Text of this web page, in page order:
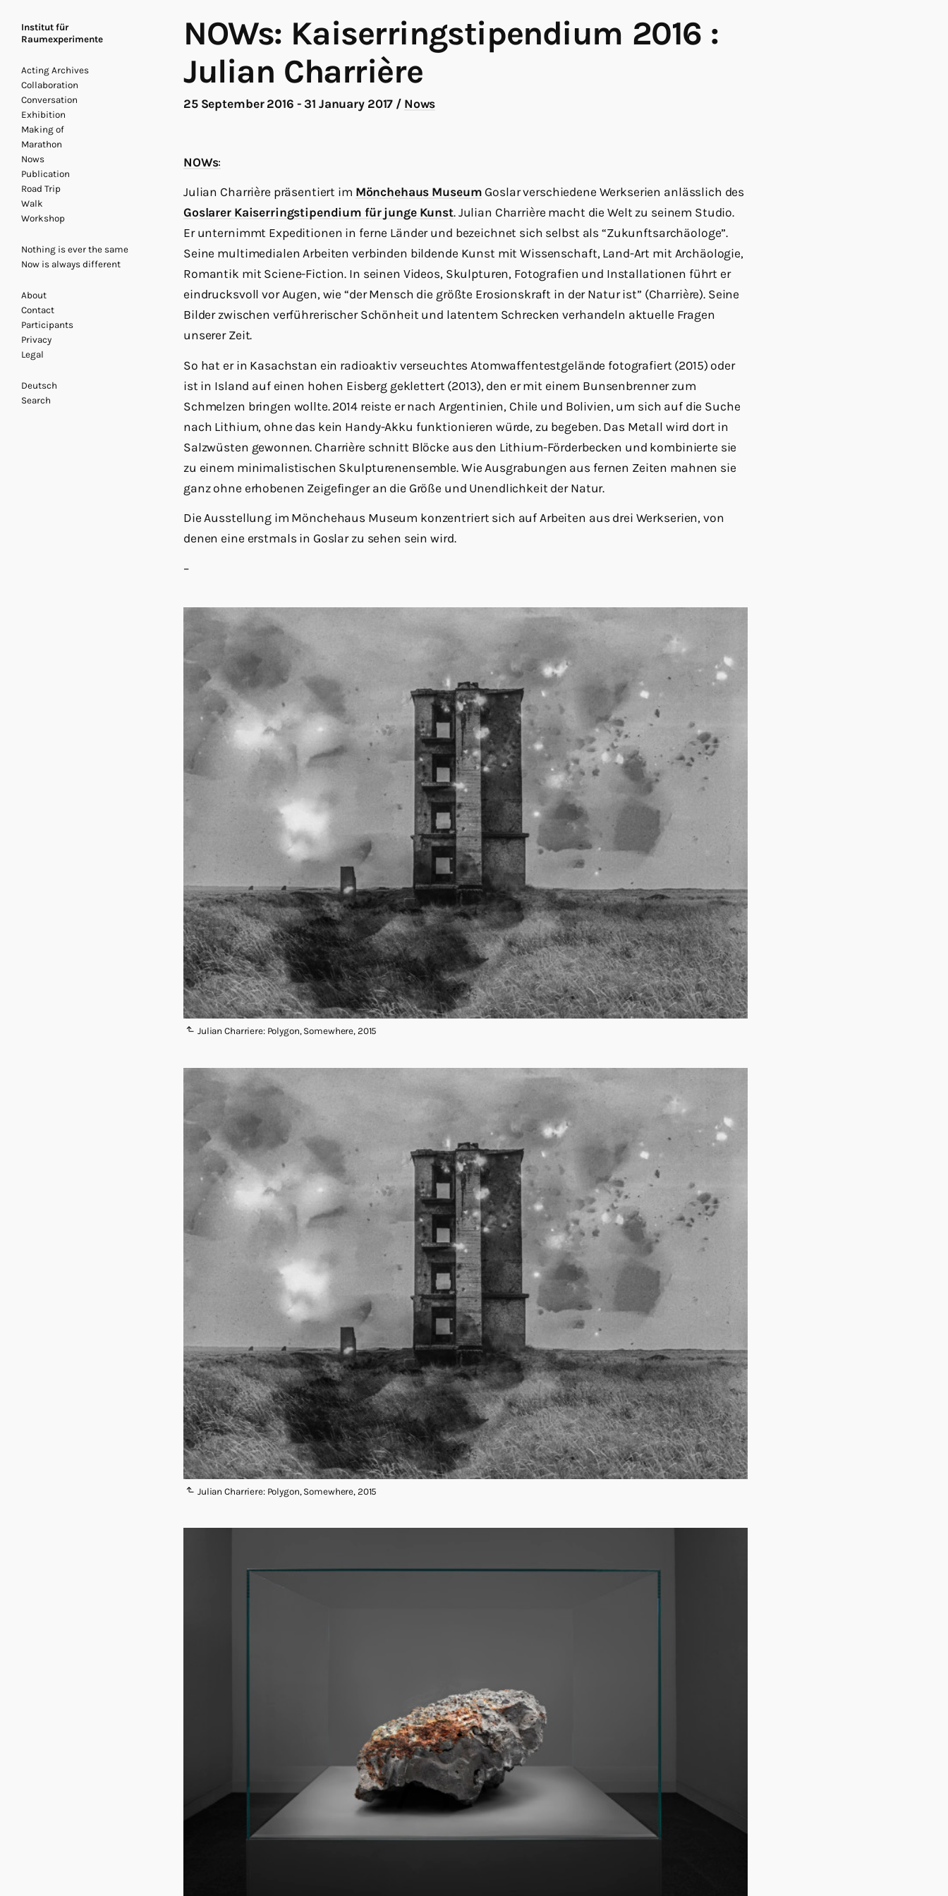
Institut für
Raumexperimente
Acting Archives
Collaboration
Conversation
Exhibition
Making of
Marathon
Nows
Publication
Road Trip
Walk
Workshop
Nothing is ever the same
Now is always different
About
Contact
Participants
Privacy
Legal
Deutsch
Search
NOWs: Kaiserringstipendium 2016 :
Julian Charrière
25 September 2016 - 31 January 2017 / Nows
NOWs:
Julian Charrière präsentiert im Mönchehaus Museum Goslar verschiedene Werkserien anlässlich des
Goslarer Kaiserringstipendium für junge Kunst. Julian Charrière macht die Welt zu seinem Studio.
Er unternimmt Expeditionen in ferne Länder und bezeichnet sich selbst als “Zukunftsarchäologe”.
Seine multimedialen Arbeiten verbinden bildende Kunst mit Wissenschaft, Land-Art mit Archäologie,
Romantik mit Sciene-Fiction. In seinen Videos, Skulpturen, Fotografien und Installationen führt er
eindrucksvoll vor Augen, wie “der Mensch die größte Erosionskraft in der Natur ist” (Charrière). Seine
Bilder zwischen verführerischer Schönheit und latentem Schrecken verhandeln aktuelle Fragen
unserer Zeit.
So hat er in Kasachstan ein radioaktiv verseuchtes Atomwaffentestgelände fotografiert (2015) oder
ist in Island auf einen hohen Eisberg geklettert (2013), den er mit einem Bunsenbrenner zum
Schmelzen bringen wollte. 2014 reiste er nach Argentinien, Chile und Bolivien, um sich auf die Suche
nach Lithium, ohne das kein Handy-Akku funktionieren würde, zu begeben. Das Metall wird dort in
Salzwüsten gewonnen. Charrière schnitt Blöcke aus den Lithium-Förderbecken und kombinierte sie
zu einem minimalistischen Skulpturenensemble. Wie Ausgrabungen aus fernen Zeiten mahnen sie
ganz ohne erhobenen Zeigefinger an die Größe und Unendlichkeit der Natur.
Die Ausstellung im Mönchehaus Museum konzentriert sich auf Arbeiten aus drei Werkserien, von
denen eine erstmals in Goslar zu sehen sein wird.
–
Julian Charriere: Polygon, Somewhere, 2015
Julian Charriere: Polygon, Somewhere, 2015